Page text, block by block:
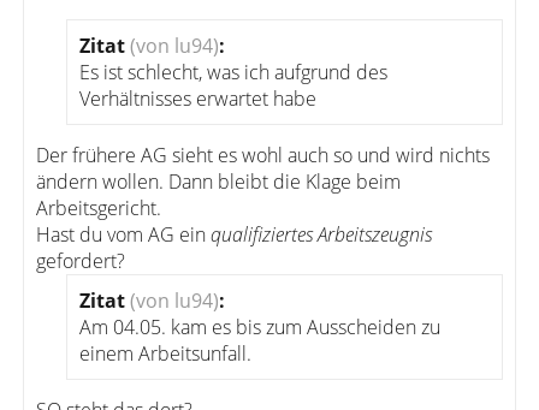
Zitat(von lu94):
Es ist schlecht, was ich aufgrund des
Verhältnisses erwartet habe
Der frühere AG sieht es wohl auch so und wird nichts
ändern wollen. Dann bleibt die Klage beim
Arbeitsgericht.
Hast du vom AG einqualifiziertes Arbeitszeugnis
gefordert?
Zitat(von lu94):
Am 04.05. kam es bis zum Ausscheiden zu
einem Arbeitsunfall.